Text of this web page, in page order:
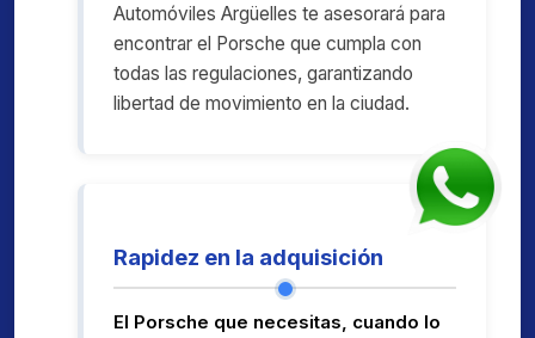
Automóviles Argüelles te asesorará para
encontrar el Porsche que cumpla con
todas las regulaciones, garantizando
libertad de movimiento en la ciudad.
Rapidez en la adquisición
El Porsche que necesitas, cuando lo